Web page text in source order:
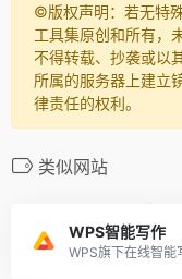
©️版权声明：若无特
工具集原创和所有，
不得转载、抄袭或以
所属的服务器上建立
律责任的权利。
类似网站
WPS智能写作